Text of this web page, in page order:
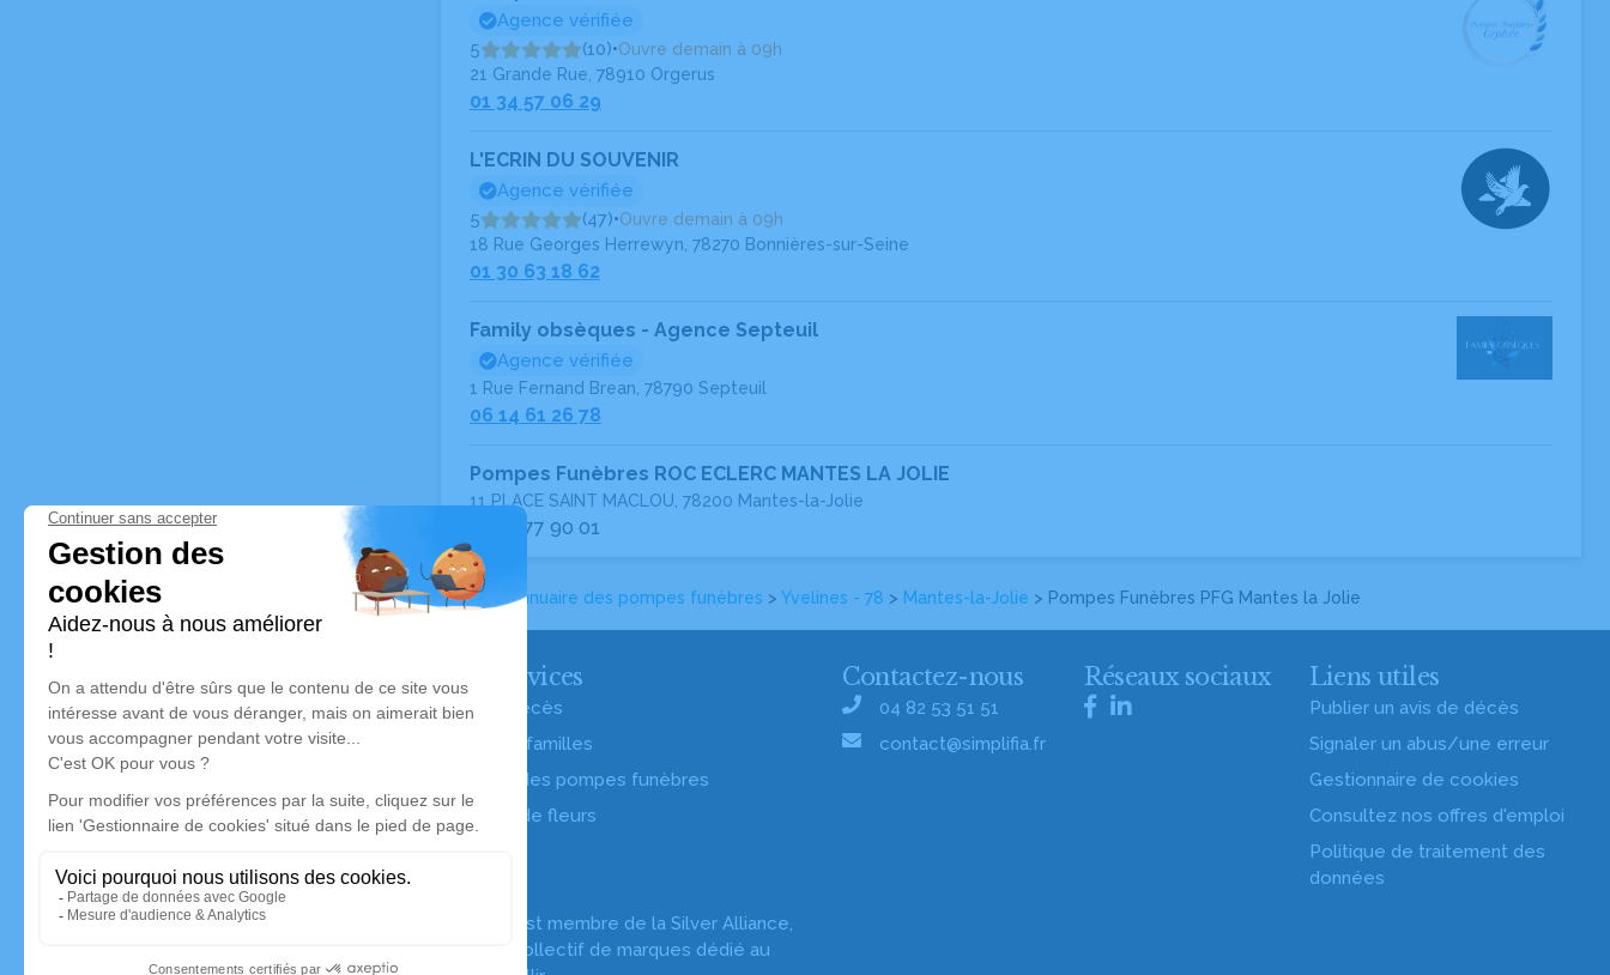
Agence vérifiée
5
(10)•Ouvre demain à 09h
21 Grande Rue, 78910 Orgerus
01 34 57 06 29
L'ECRIN DU SOUVENIR
Agence vérifiée
5
(47)•Ouvre demain à 09h
18 Rue Georges Herrewyn, 78270 Bonnières-sur-Seine
01 30 63 18 62
Family obsèques - Agence Septeuil
Agence vérifiée
1 Rue Fernand Brean, 78790 Septeuil
06 14 61 26 78
Pompes Funèbres ROC ECLERC MANTES LA JOLIE
11 PLACE SAINT MACLOU, 78200 Mantes-la-Jolie
01 34 77 90 01
Accueil Annuaire des pompes funèbres > Yvelines - 78 > Mantes-la-Jolie > Pompes Funèbres PFG Mantes la Jolie
Nos services
Avis de décès
Liste des familles
Annuaire des pompes funèbres
Livraison de fleurs
Simplifia est membre de la Silver Alliance,
premier collectif de marques dédié au
Contactez-nous
04 82 53 51 51
contact@simplifia.fr
Réseaux sociaux Liens utiles
Publier un avis de décès
Signaler un abus/une erreur
Gestionnaire de cookies
Consultez nos offres d'emploi
Politique de traitement des
données